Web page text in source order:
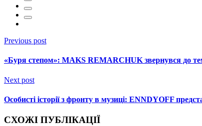
Previous post
«Буря степом»: MAKS REMARCHUK звернувся до
Next post
Особисті історії з фронту в музиці: ENNDYOFF
СХОЖІ ПУБЛІКАЦІЇ